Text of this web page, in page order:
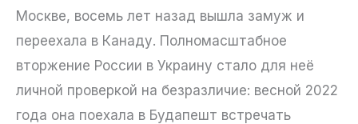
Москве, восемь лет назад вышла замуж и
переехала в Канаду. Полномасштабное
вторжение России в Украину стало для неё
личной проверкой на безразличие: весной 2022
года она поехала в Будапешт встречать